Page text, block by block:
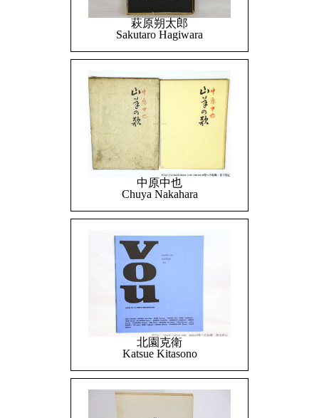
萩原朔太郎
Sakutaro Hagiwara
中原中也
Chuya Nakahara
北園克衛
Katsue Kitasono